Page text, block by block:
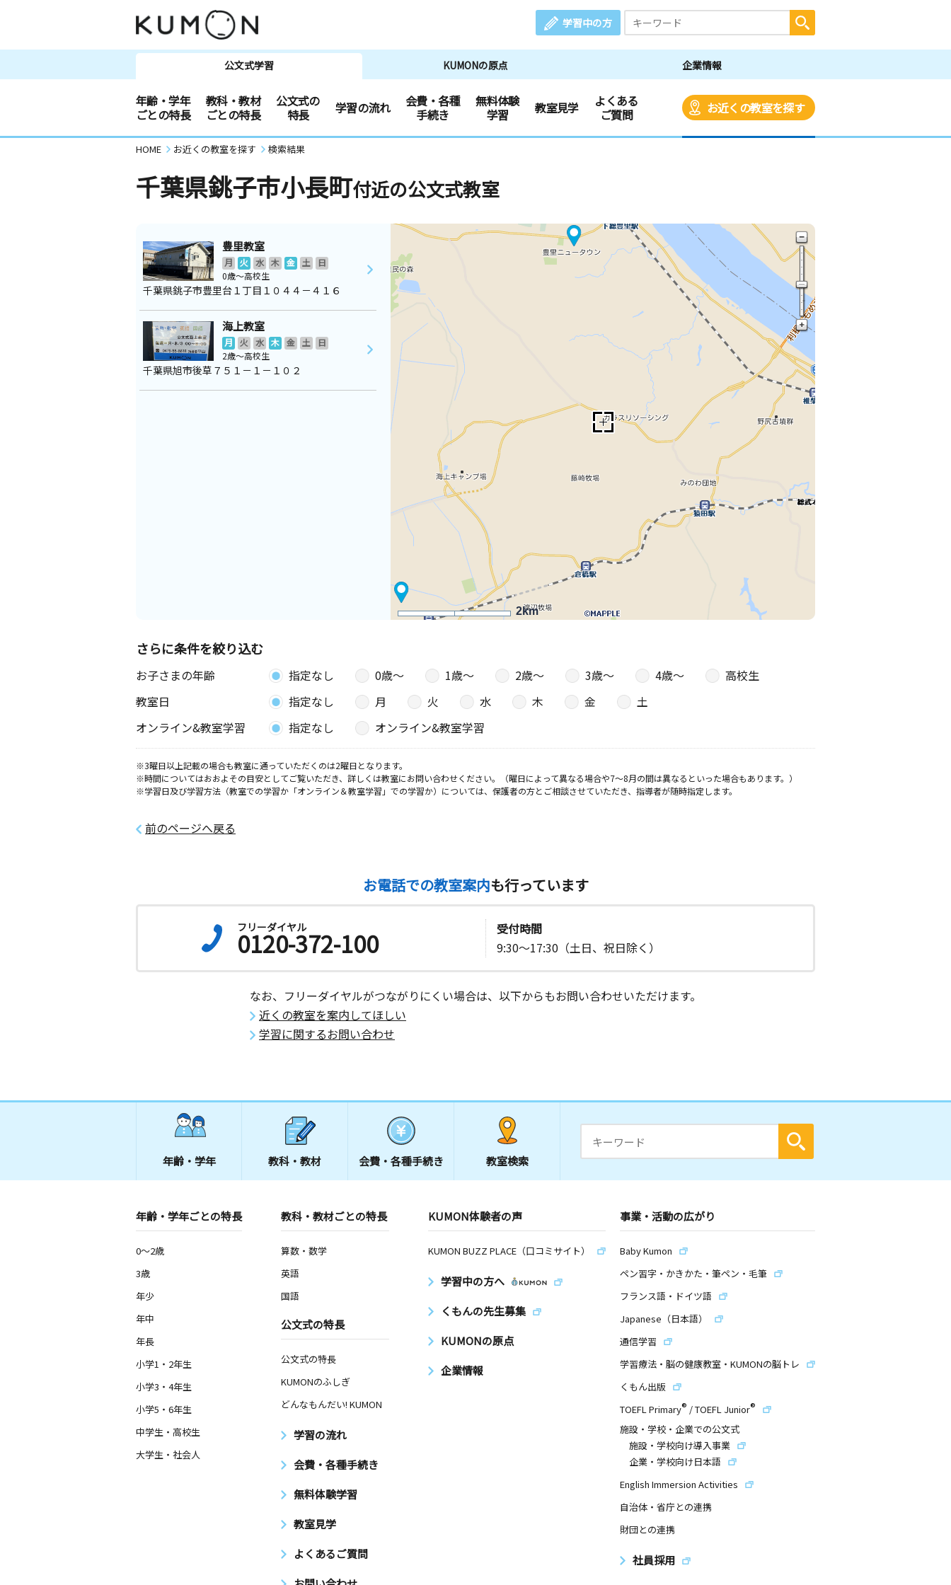
学習中の方
公文式学習 KUMONの原点 企業情報
年齢・学年
ごとの特長
教科・教材
ごとの特長
公文式の
特長
学習の流れ
会費・各種
手続き
無料体験
学習
教室見学
よくある
ご質問
お近くの教室を探す
HOME お近くの教室を探す 検索結果
千葉県銚子市小長町付近の公文式教室
2km
豊里教室
月 火 水 木 金 土
日
0歳～高校生
千葉県銚子市豊里台１丁目１０４４－４１６
海上教室
月 火 水 木 金 土
日
2歳～高校生
千葉県旭市後草７５１－１－１０２
さらに条件を絞り込む
お子さまの年齢 指定なし 0歳〜 1歳〜 2歳〜 3歳〜 4歳〜
高校生
教室日
指定なし 月 火 水 木 金
土
オンライン&教室学習
指定なし オンライン&教室学習
※3曜日以上記載の場合も教室に通っていただくのは2曜日となります。
※時間についてはおおよその目安としてご覧いただき、詳しくは教室にお問い合わせください。（曜日によって異なる場合や7～8月の間は異なるといった場合もあります。）
※学習日及び学習方法（教室での学習か「オンライン＆教室学習」での学習か）については、保護者の方とご相談させていただき、指導者が随時指定します。
前のページへ戻る
お電話での教室案内も行っています
フリーダイヤル
0120-372-100
受付時間
9:30～17:30（土日、祝日除く）
なお、フリーダイヤルがつながりにくい場合は、以下からもお問い合わせいただけます。
近くの教室を案内してほしい
学習に関するお問い合わせ
年齢・学年 教科・教材 会費・ 各種手続き 教室検索
年齢・学年ごとの特長
0～2歳
3歳
年少
年中
年長
小学1・2年生
小学3・4年生
小学5・6年生
中学生・高校生
大学生・社会人
教科・教材ごとの特長
算数・数学
英語
国語
公文式の特長
公文式の特長
KUMONのふしぎ
どんなもんだい! KUMON
学習の流れ
会費・各種手続き
無料体験学習
教室見学
よくあるご質問
KUMON体験者の声
KUMON BUZZ PLACE（口コミサイト）
学習中の方へ
くもんの先生募集
KUMONの原点
企業情報
事業・活動の広がり
Baby Kumon
ペン習字・かきかた・筆ペン・毛筆
フランス語・ドイツ語
Japanese（日本語）
通信学習
学習療法・脳の健康教室・KUMONの脳トレ
くもん出版
TOEFL Primary® /TOEFL Junior®
施設・学校・企業での公文式
施設・学校向け導入事業
企業・学校向け日本語
English Immersion Activities
自治体・省庁との連携
財団との連携
社員採用